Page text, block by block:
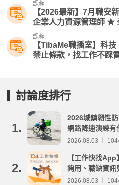
課程
【2026最新】7月職安
企業人力資源管理師​ ★
資線上課
課程
【TibaMe職播室】科
禁止條款，找工作不踩
討論度排行
1.
2026城鎮韌性
網路降速演練有
事項整理
2026.08.03 ｜ 104
2.
【工作快找
夠用、職缺資
2026.08.03 ｜ 104